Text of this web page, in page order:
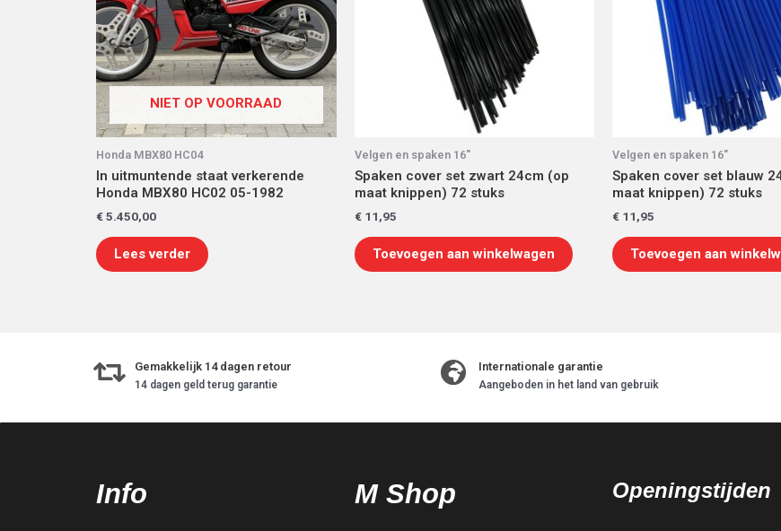
NIET OP VOORRAAD
Honda MBX80 HC04
In uitmuntende staat verkerende
Honda MBX80 HC02 05-1982
€5.450,00
Lees verder
Velgen en spaken 16"
Spaken cover set zwart 24cm (op
maat knippen) 72 stuks
€11,95
Toevoegen aan winkelwagen
Velgen en spaken 16"
Spaken cover set blauw
maat knippen) 72 stuks
€ 11,95
Toevoegen aan
Gemakkelijk 14 dagen retour
14 dagen geld terug garantie
Internationale garantie
Aangeboden in het land van gebruik
Info M Shop Openingstijden